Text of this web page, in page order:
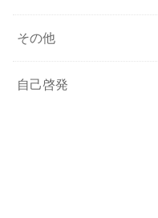
その他
自己啓発